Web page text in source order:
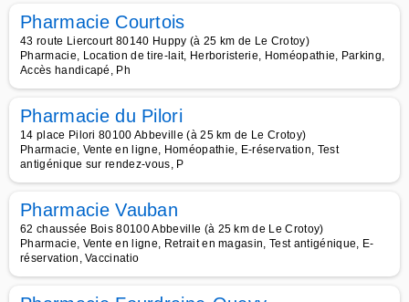
Pharmacie Courtois
43 route Liercourt 80140 Huppy (à 25 km de Le Crotoy)
Pharmacie, Location de tire-lait, Herboristerie, Homéopathie, Parking,
Accès handicapé, Ph
Pharmacie du Pilori
14 place Pilori 80100 Abbeville (à 25 km de Le Crotoy)
Pharmacie, Vente en ligne, Homéopathie, E-réservation, Test
antigénique sur rendez-vous, P
Pharmacie Vauban
62 chaussée Bois 80100 Abbeville (à 25 km de Le Crotoy)
Pharmacie, Vente en ligne, Retrait en magasin, Test antigénique, E-
réservation, Vaccinatio